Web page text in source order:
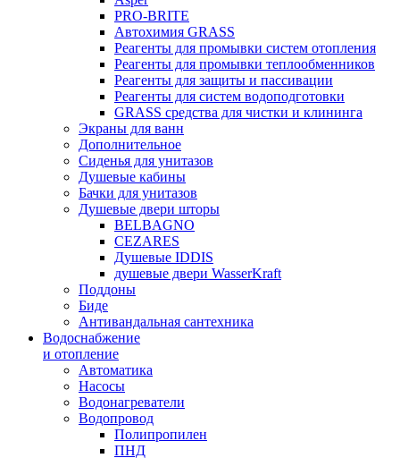
PRO-BRITE
Автохимия GRASS
Реагенты для промывки систем отопления
Реагенты для промывки теплообменников
Реагенты для защиты и пассивации
Реагенты для систем водоподготовки
GRASS средства для чистки и клининга
Экраны для ванн
Дополнительное
Сиденья для унитазов
Душевые кабины
Бачки для унитазов
Душевые двери шторы
BELBAGNO
CEZARES
Душевые IDDIS
душевые двери WasserKraft
Поддоны
Биде
Антивандальная сантехника
Водоснабжение
и отопление
Автоматика
Насосы
Водонагреватели
Водопровод
Полипропилен
ПНД